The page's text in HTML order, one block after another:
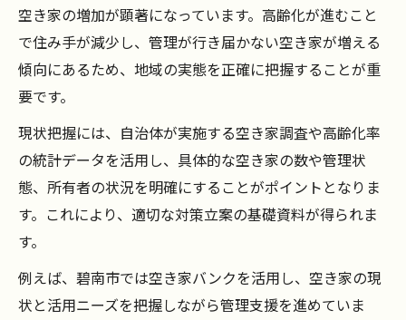
空き家の増加が顕著になっています。高齢化が進むこと
で住み手が減少し、管理が行き届かない空き家が増える
傾向にあるため、地域の実態を正確に把握することが重
要です。
現状把握には、自治体が実施する空き家調査や高齢化率
の統計データを活用し、具体的な空き家の数や管理状
態、所有者の状況を明確にすることがポイントとなりま
す。これにより、適切な対策立案の基礎資料が得られま
す。
例えば、碧南市では空き家バンクを活用し、空き家の現
状と活用ニーズを把握しながら管理支援を進めていま